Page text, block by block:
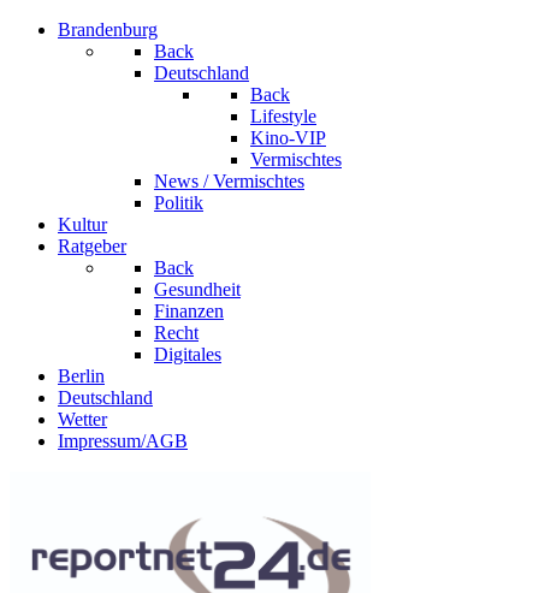
Brandenburg
Back
Deutschland
Back
Lifestyle
Kino-VIP
Vermischtes
News / Vermischtes
Politik
Kultur
Ratgeber
Back
Gesundheit
Finanzen
Recht
Digitales
Berlin
Deutschland
Wetter
Impressum/AGB